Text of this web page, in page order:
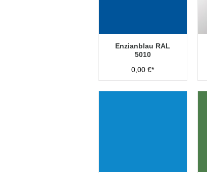
Enzianblau RAL
5010
0,00 €*